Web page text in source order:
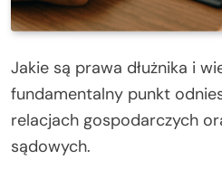
Jakie są prawa dłużnika i
fundamentalny punkt
relacjach gospodarczych
sądowych.